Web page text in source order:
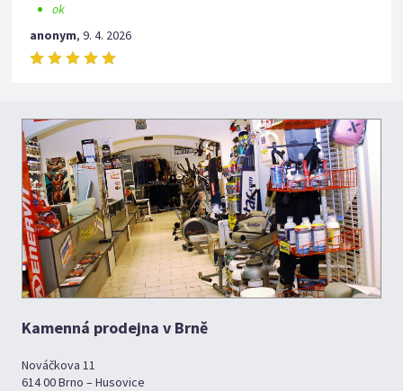
ok
anonym,9. 4. 2026
Kamenná prodejna v Brně
Nováčkova 11
614 00 Brno – Husovice